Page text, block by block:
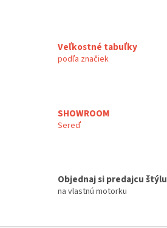
Veľkostné tabuľky
podľa značiek
SHOWROOM
Sereď
Objednaj si predajcu štýlu
na vlastnú motorku